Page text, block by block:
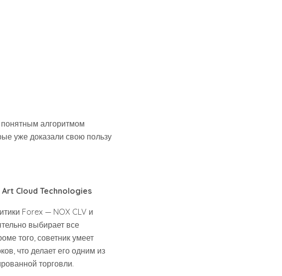
алгоритмом
уже доказали свою пользу
Cloud Technologies
Forex — NOX CLV и
выбирает все
того, советник умеет
что делает его одним из
торговли.